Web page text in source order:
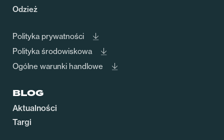
Odzież
Polityka prywatności
Polityka środowiskowa
Ogólne warunki handlowe
BLOG
Aktualności
Targi